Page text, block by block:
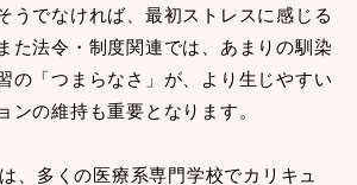
うでなければ、最初ストレスに感じる
た法令・制度関連では、あまりの馴染
の「つまらなさ」が、より生じやすい
ンの維持も重要となります。
、多くの医療系専門学校でカリキュ